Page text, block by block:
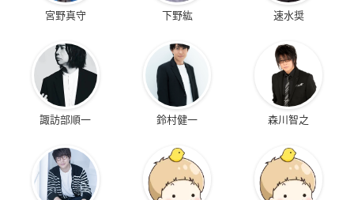
宮野真守 下野紘 速水奨
諏訪部順一 鈴村健一 森川智之